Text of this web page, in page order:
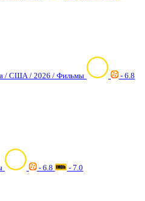
/ США / 2026 / Фильмы
- 6.8
- 6.8 - 7.0